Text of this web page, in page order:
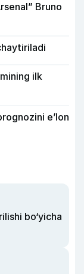
Bruno
ilk
e’lon
bo‘yicha